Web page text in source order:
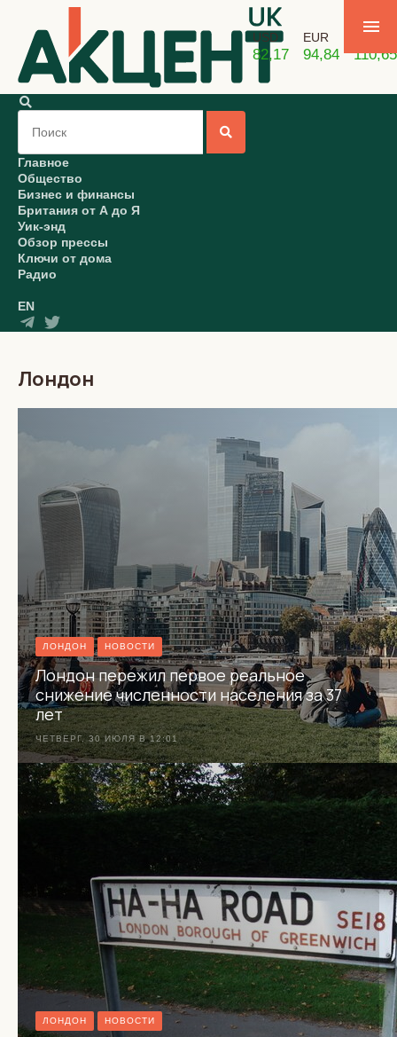
USD
82,17
EUR
94,84 110,65
Главное
Общество
Бизнес и финансы
Британия от А до Я
Уик-энд
Обзор прессы
Ключи от дома
Радио
EN
Лондон
ЛОНДОН НОВОСТИ
Лондон пережил первое реальное
снижение численности населения за 37
лет
ЧЕТВЕРГ, 30 ИЮЛЯ В 12:01
ЛОНДОН НОВОСТИ